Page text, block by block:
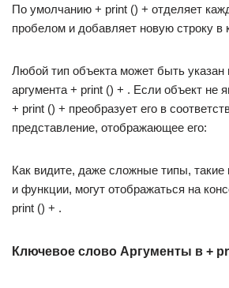
По умолчанию + print () + отделяет
пробелом и добавляет новую строку в
Любой тип объекта может быть указан
аргумента + print () + . Если объект не
+ print () + преобразует его в
представление, отображающее его:
Как видите, даже сложные типы, такие
и функции, могут отображаться на
print () + .
Ключевое слово Аргументы в +